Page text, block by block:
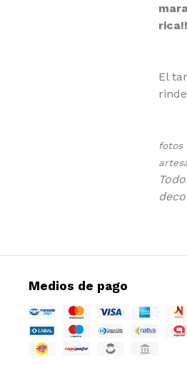
El
fotos
Medios de pago